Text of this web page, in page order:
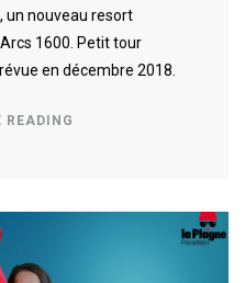
un nouveau resort
1600. Petit tour
en décembre 2018.
READING